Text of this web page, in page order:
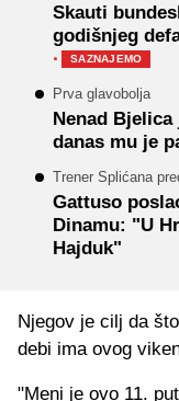
Skauti
godišnjeg
· SAZNAJEMO
Prva glavobolja
Nenad
danas mu je
Trener Splićana
Gattuso
Dinamu: "U
Hajduk"
Njegov je cilj da
debi ima ovog
"Meni je ovo 11.